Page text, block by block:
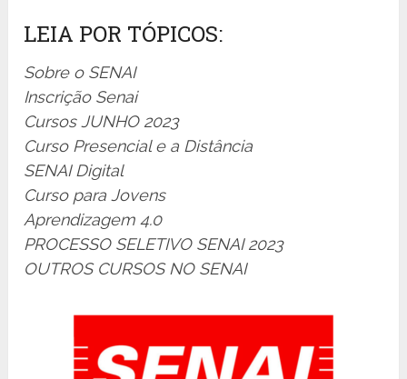
LEIA POR TÓPICOS:
Sobre o SENAI
Inscrição Senai
Cursos JUNHO 2023
Curso Presencial e a Distância
SENAI Digital
Curso para Jovens
Aprendizagem 4.0
PROCESSO SELETIVO SENAI 2023
OUTROS CURSOS NO SENAI